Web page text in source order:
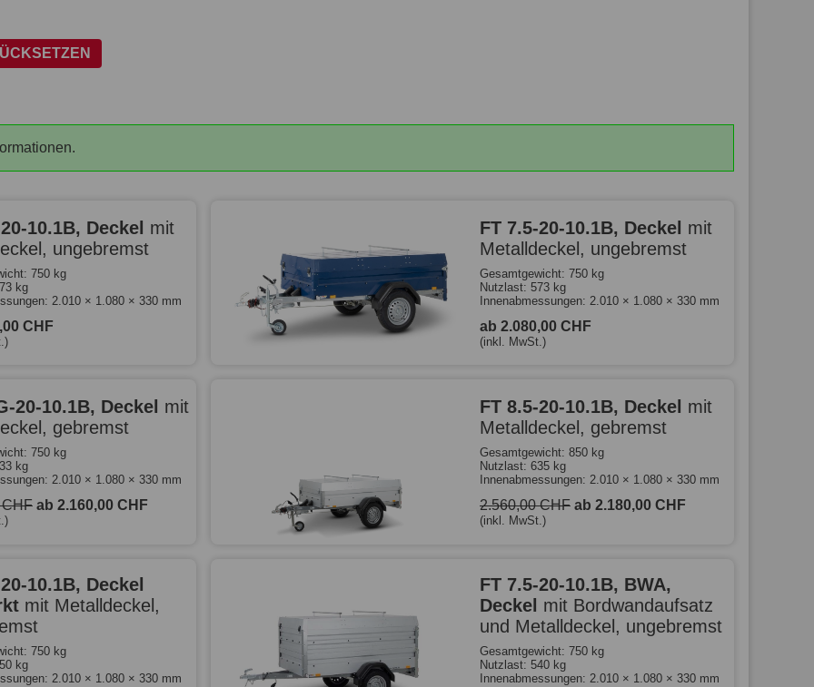
10.1B, Deckel mit
ungebremst
750 kg
kg
2.010 × 1.080 × 330 mm
CHF
FT 7.5-20-10.1B, Deckel mit
Metalldeckel, ungebremst
Gesamtgewicht: 750 kg
Nutzlast: 573 kg
Innenabmessungen: 2.010 × 1.080 × 330 mm
ab 2.080,00 CHF
(inkl. MwSt.)
20-10.1B, Deckel mit
gebremst
750 kg
kg
2.010 × 1.080 × 330 mm
ab 2.160,00 CHF
FT 8.5-20-10.1B, Deckel mit
Metalldeckel, gebremst
Gesamtgewicht: 850 kg
Nutzlast: 635 kg
Innenabmessungen: 2.010 × 1.080 × 330 mm
2.560,00 CHF ab 2.180,00 CHF
(inkl. MwSt.)
10.1B, Deckel
mit Metalldeckel,
750 kg
kg
2.010 × 1.080 × 330 mm
FT 7.5-20-10.1B, BWA,
Deckel mit Bordwandaufsatz
und Metalldeckel, ungebremst
Gesamtgewicht: 750 kg
Nutzlast: 540 kg
Innenabmessungen: 2.010 × 1.080 × 330 mm